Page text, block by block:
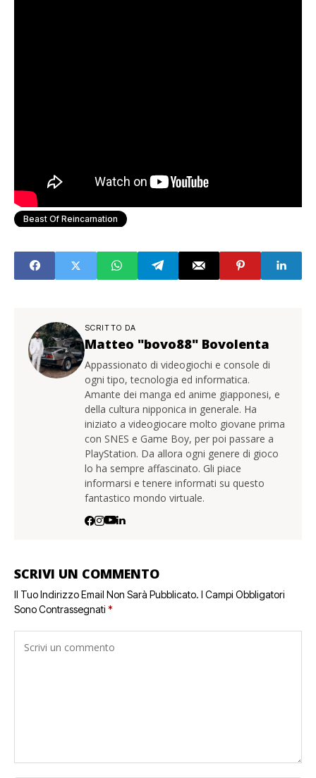
Beast Of Reincarnation
SCRITTO DA
Matteo "bovo88" Bovolenta
Appassionato di videogiochi e console di
ogni tipo, tecnologia ed informatica.
Amante dei manga ed anime giapponesi, e
della cultura nipponica in generale. Ha
iniziato a videogiocare molto giovane prima
con SNES e Game Boy, per poi passare a
PlayStation. Da allora ogni genere di gioco
lo ha sempre affascinato. Gli piace
informarsi e tenere informati su questo
fantastico mondo virtuale.
SCRIVI UN COMMENTO
Il Tuo Indirizzo Email Non Sarà Pubblicato. I Campi Obbligatori
Sono Contrassegnati *